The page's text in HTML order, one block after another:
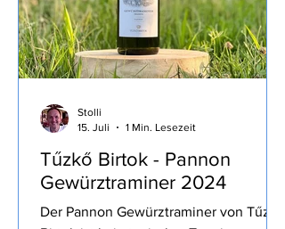
Tűzkő Birtok - Pannon
Gewürztraminer 2024
15. Juli
1 Min. Lesezeit